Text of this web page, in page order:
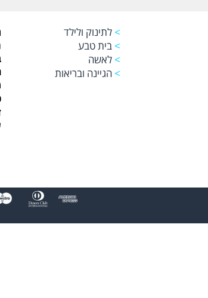
> לתינוק ולילד
> בית טבע
> לאשה
> הגיינה ובריאות